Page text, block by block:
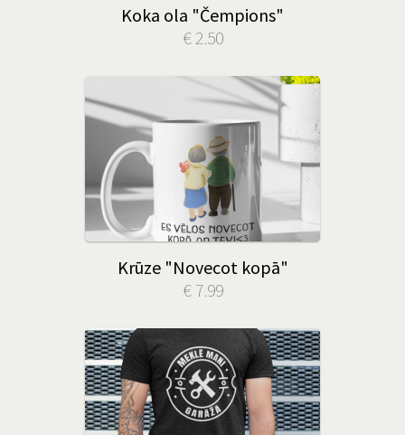
Koka ola "Čempions"
€ 2.50
Krūze "Novecot kopā"
€ 7.99